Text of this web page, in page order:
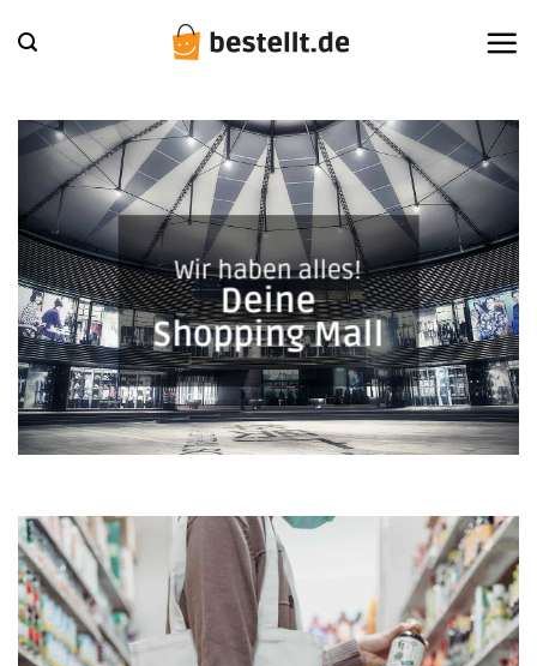
Inhalt
Wir haben alles!
Deine
Shopping Mall